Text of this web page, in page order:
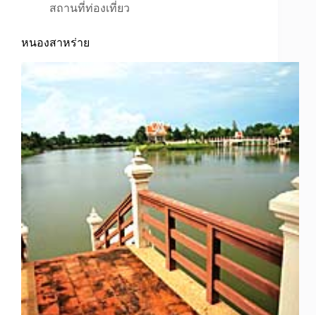
สถานที่ท่องเที่ยว
หนองสาหร่าย